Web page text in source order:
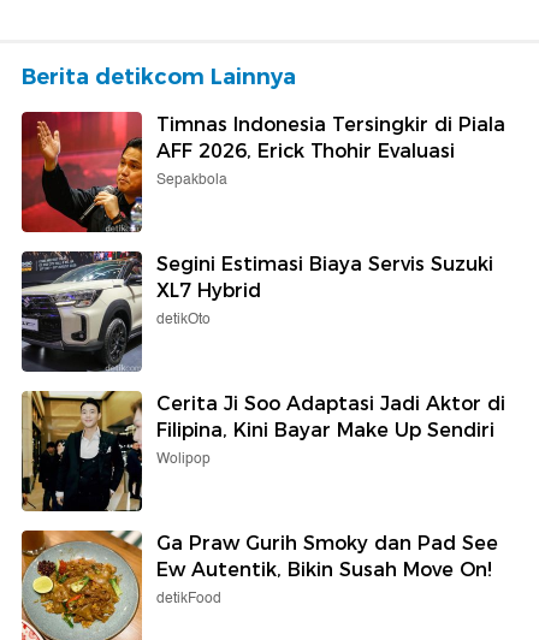
Berita detikcom Lainnya
Timnas Indonesia Tersingkir di Piala
AFF 2026, Erick Thohir Evaluasi
Sepakbola
Segini Estimasi Biaya Servis Suzuki
XL7 Hybrid
detikOto
Cerita Ji Soo Adaptasi Jadi Aktor di
Filipina, Kini Bayar Make Up Sendiri
Wolipop
Ga Praw Gurih Smoky dan Pad See
Ew Autentik, Bikin Susah Move On!
detikFood